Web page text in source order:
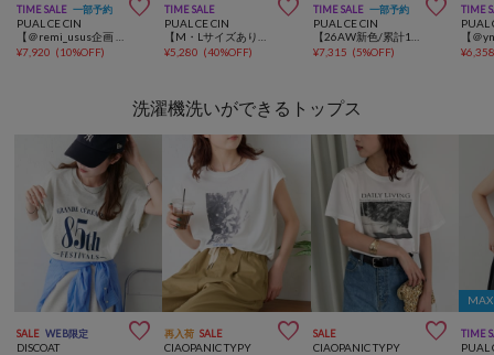
TIME SALE 一部予約 
PUAL CE CIN
¥7,920 (10%OFF)
TIME SALE 
PUAL CE CIN
¥5,280 (40%OFF)
TIME SALE 一部予約 
PUAL CE CIN
¥7,315 (5%OFF)
TIME
PUAL
¥
洗濯機洗いができるトップス
SALE WEB限定 
DISCOAT
再入荷 SALE 
CIAOPANIC TYPY
SALE 
CIAOPANIC TYPY
TIME
PUAL